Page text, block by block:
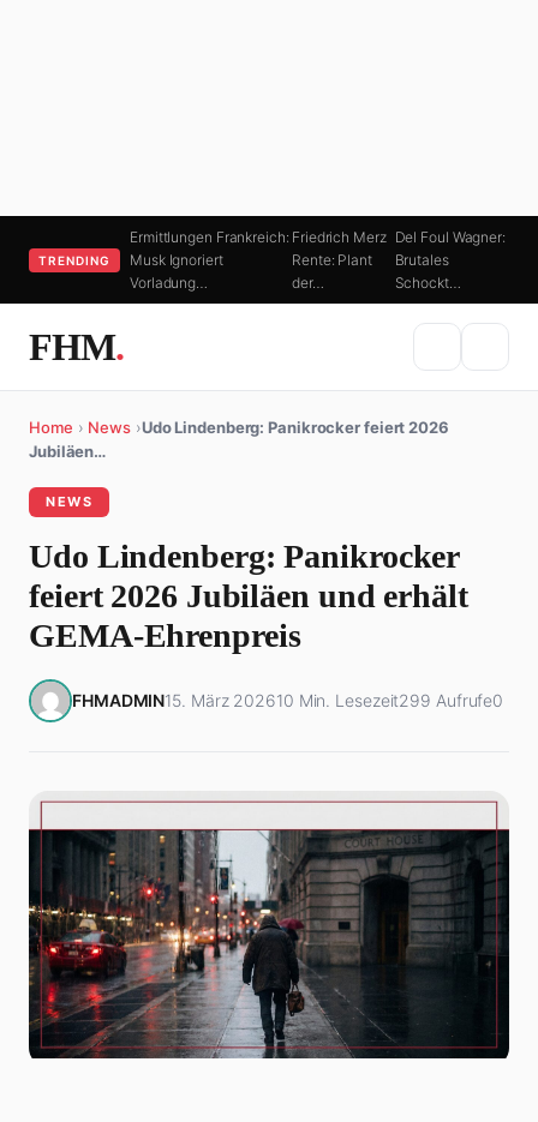
TRENDING
Ermittlungen Frankreich:
Musk Ignoriert
Vorladung…
Friedrich Merz
Rente: Plant
der…
Del Foul Wagner:
Brutales
Schockt…
FHM.
Home › News ›Udo Lindenberg: Panikrocker feiert 2026
Jubiläen…
NEWS
Udo Lindenberg: Panikrocker
feiert 2026 Jubiläen und erhält
GEMA-Ehrenpreis
FHMADMIN15. März 202610 Min. Lesezeit299 Aufrufe0